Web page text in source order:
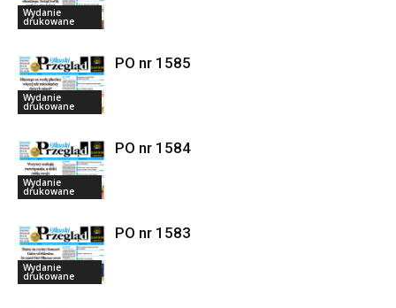
Wydanie
drukowane
Wydanie
drukowane
PO nr 1585
Wydanie
drukowane
PO nr 1584
Wydanie
drukowane
PO nr 1583